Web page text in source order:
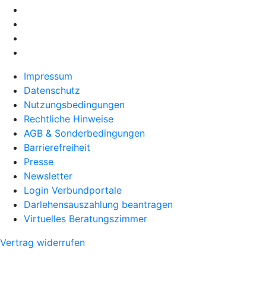
Impressum
Datenschutz
Nutzungsbedingungen
Rechtliche Hinweise
AGB & Sonderbedingungen
Barrierefreiheit
Presse
Newsletter
Login Verbundportale
Darlehensauszahlung beantragen
Virtuelles Beratungszimmer
Vertrag widerrufen